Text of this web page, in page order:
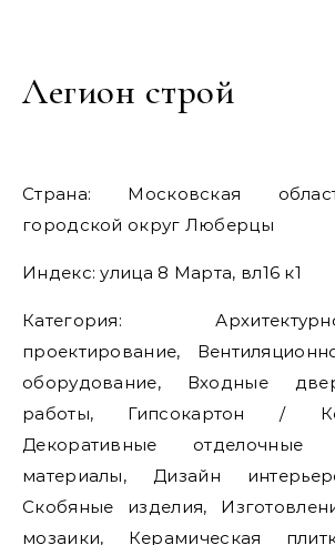
Легион cтрой
Страна: Московская область Люберцы
городской округ Люберцы
Индекс: улица 8 Марта, вл16 к1
Категория: Архитектурно-
проектирование,
оборудование, Входные
работы, Гипсокартон /
Декоративные
материалы, Дизайн
Скобяные изделия,
мозаики, Керамическая